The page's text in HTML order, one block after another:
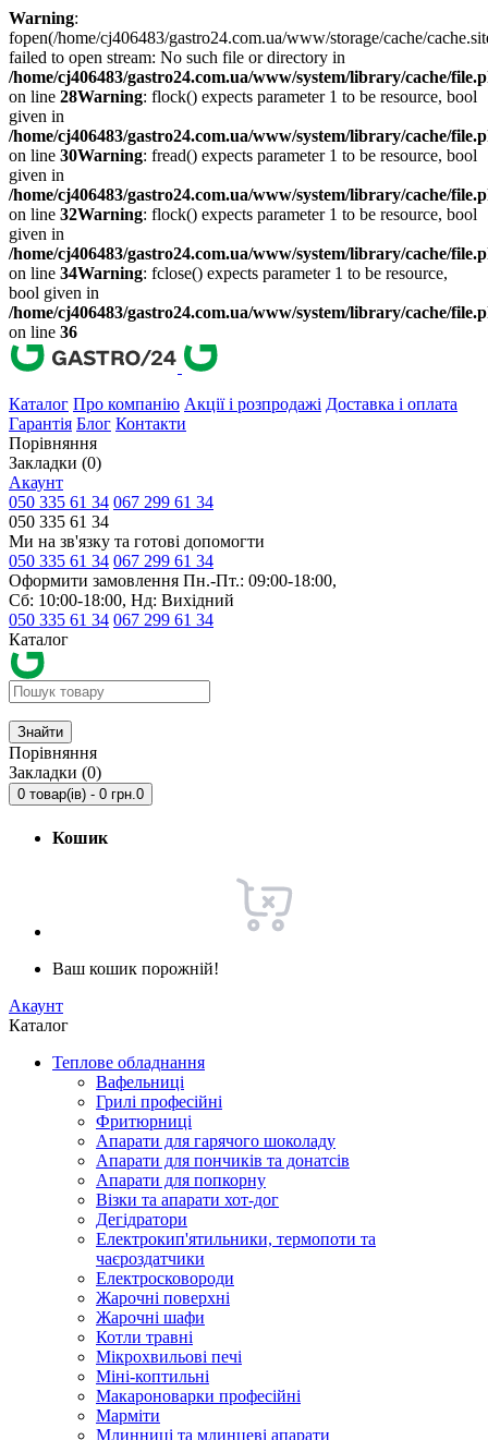
Warning:
fopen(/home/cj406483/gastro24.com.ua/www/storage/cache/
failed to open stream: No such file or directory in
/home/cj406483/gastro24.com.ua/www/system/library/cache/
on line 28Warning: flock() expects parameter 1 to be resource, bool
given in
/home/cj406483/gastro24.com.ua/www/system/library/cache/
on line 30Warning: fread() expects parameter 1 to be resource, bool
given in
/home/cj406483/gastro24.com.ua/www/system/library/cache/
on line 32Warning: flock() expects parameter 1 to be resource, bool
given in
/home/cj406483/gastro24.com.ua/www/system/library/cache/
on line 34Warning: fclose() expects parameter 1 to be resource,
bool given in
/home/cj406483/gastro24.com.ua/www/system/library/cache/
on line 36
Каталог Про компанію Акції і розпродажі Доставка і оплата
Гарантія Блог Контакти
Порівняння
Закладки (0)
Акаунт
050 335 61 34 067 299 61 34
050 335 61 34
Ми на зв'язку та готові допомогти
050 335 61 34 067 299 61 34
Оформити замовлення Пн.-Пт.: 09:00-18:00,
Сб: 10:00-18:00, Нд: Вихідний
050 335 61 34 067 299 61 34
Каталог
Знайти
Порівняння
Закладки (0)
0 товар(ів) - 0 грн.0
Кошик
Ваш кошик порожній!
Акаунт
Каталог
Теплове обладнання
Вафельниці
Грилі професійні
Фритюрниці
Апарати для гарячого шоколаду
Апарати для пончиків та донатсів
Апарати для попкорну
Візки та апарати хот-дог
Дегідратори
Електрокип'ятильники, термопоти та
чаєроздатчики
Електросковороди
Жарочні поверхні
Жарочні шафи
Котли травні
Мікрохвильові печі
Міні-коптильні
Макароноварки професійні
Марміти
Млинниці та млинцеві апарати